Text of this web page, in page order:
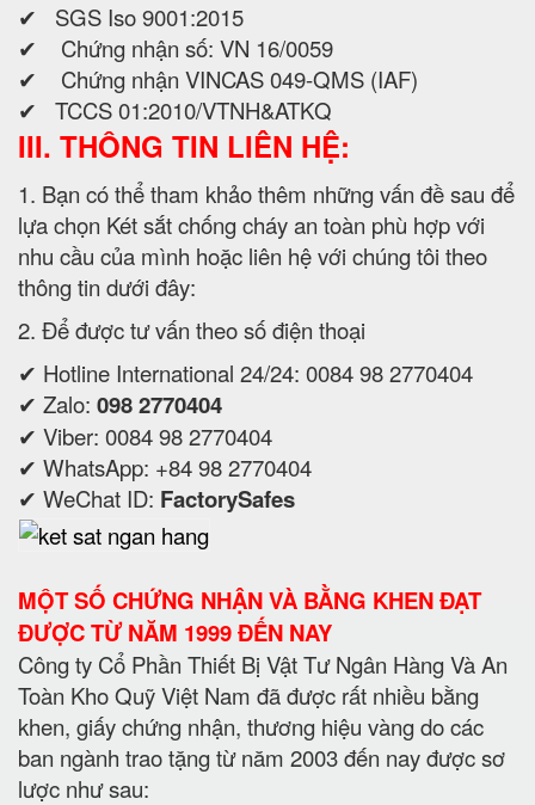
✔ SGS Iso 9001:2015
✔ Chứng nhận số: VN 16/0059
✔ Chứng nhận VINCAS 049-QMS (IAF)
✔ TCCS 01:2010/VTNH&ATKQ
III. THÔNG TIN LIÊN HỆ:
1. Bạn có thể tham khảo thêm những vấn đề sau để
lựa chọn Két sắt chống cháy an toàn phù hợp với
nhu cầu của mình hoặc liên hệ với chúng tôi theo
thông tin dưới đây:
2. Để được tư vấn theo số điện thoại
✔ Hotline International 24/24: 0084 98 2770404
✔ Zalo: 098 2770404
✔ Viber: 0084 98 2770404
✔ WhatsApp: +84 98 2770404
✔ WeChat ID: FactorySafes
MỘT SỐ CHỨNG NHẬN VÀ BẰNG KHEN ĐẠT
ĐƯỢC TỪ NĂM 1999 ĐẾN NAY
Công ty Cổ Phần Thiết Bị Vật Tư Ngân Hàng Và An
Toàn Kho Quỹ Việt Nam đã được rất nhiều bằng
khen, giấy chứng nhận, thương hiệu vàng do các
ban ngành trao tặng từ năm 2003 đến nay được sơ
lược như sau: